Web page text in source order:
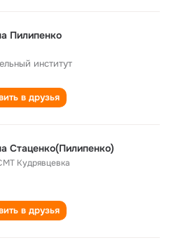
Пилипенко
институт
в друзья
Стаценко(Пилипенко)
Кудрявцевка
в друзья